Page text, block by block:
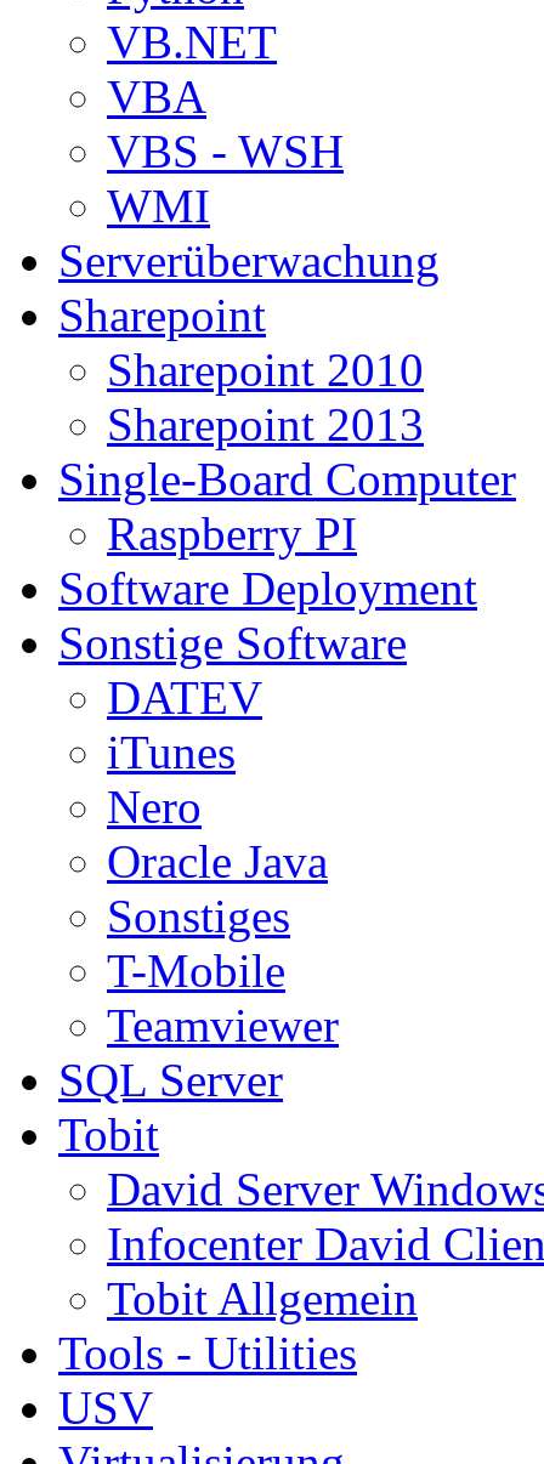
VB.NET
VBA
VBS - WSH
WMI
Serverüberwachung
Sharepoint
Sharepoint 2010
Sharepoint 2013
Single-Board Computer
Raspberry PI
Software Deployment
Sonstige Software
DATEV
iTunes
Nero
Oracle Java
Sonstiges
T-Mobile
Teamviewer
SQL Server
Tobit
David Server
Infocenter David
Tobit Allgemein
Tools - Utilities
USV